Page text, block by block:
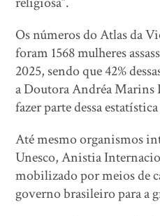
Os números do Atlas da
foram 1568 mulheres
2025, sendo que 42%
a Doutora Andréa Marins
fazer parte dessa
Até mesmo organismos
Unesco, Anistia
mobilizado por meios de
governo brasileiro para a